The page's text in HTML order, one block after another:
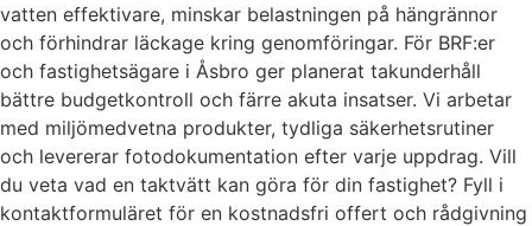
vatten effektivare, minskar belastningen på hängrännor
och förhindrar läckage kring genomföringar. För BRF:er
och fastighetsägare i Åsbro ger planerat takunderhåll
bättre budgetkontroll och färre akuta insatser. Vi arbetar
med miljömedvetna produkter, tydliga säkerhetsrutiner
och levererar fotodokumentation efter varje uppdrag. Vill
du veta vad en taktvätt kan göra för din fastighet? Fyll i
kontaktformuläret för en kostnadsfri offert och rådgivning